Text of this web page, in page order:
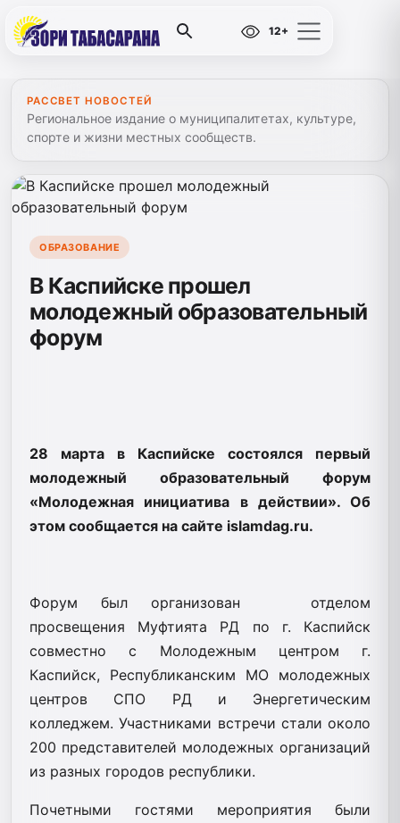
12+
РАССВЕТ НОВОСТЕЙ
Региональное издание о муниципалитетах, культуре,
спорте и жизни местных сообществ.
ОБРАЗОВАНИЕ
В Каспийске прошел
молодежный образовательный
форум
28 марта в Каспийске состоялся первый
молодежный образовательный форум
«Молодежная инициатива в действии». Об
этом сообщается на сайте islamdag.ru.
Форум был организован отделом
просвещения Муфтията РД по г. Каспийск
совместно с Молодежным центром г.
Каспийск, Республиканским МО молодежных
центров СПО РД и Энергетическим
колледжем. Участниками встречи стали около
200 представителей молодежных организаций
из разных городов республики.
Почетными гостями мероприятия были